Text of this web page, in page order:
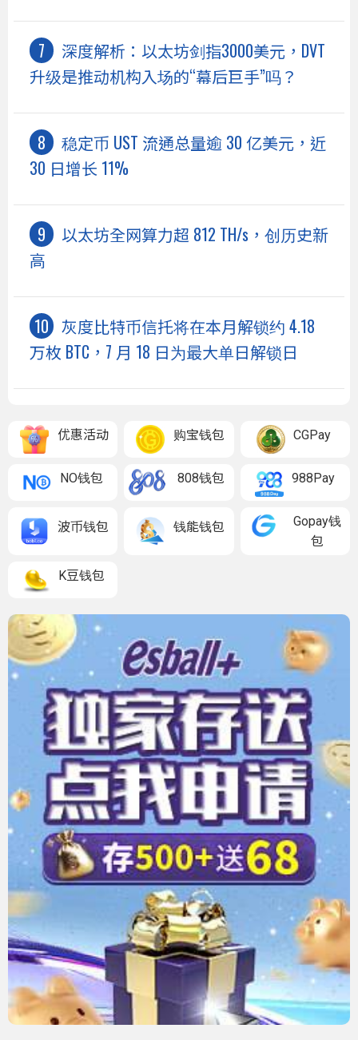
深度解析：以太坊剑指3000美元，DVT
升级是推动机构入场的“幕后巨手”吗？
稳定币 UST 流通总量逾 30 亿美元，近
30 日增长 11%
以太坊全网算力超 812 TH/s，创历史新
高
灰度比特币信托将在本月解锁约 4.18
万枚 BTC，7 月 18 日为最大单日解锁日
优惠活动 购宝钱包 CGPay
NO钱包 808钱包 988Pay
波币钱包 钱能钱包
Gopay钱
包
K豆钱包